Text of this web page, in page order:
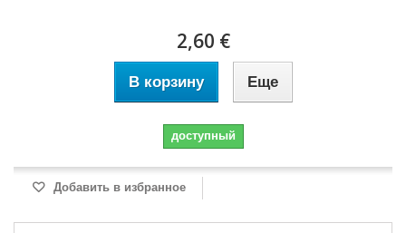
2,60 €
В корзину Еще
доступный
Добавить в избранное